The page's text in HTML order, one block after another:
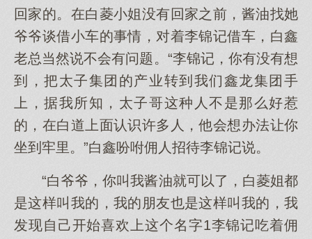
回家的。在白菱小姐没有回家之前，酱油找她
爷爷谈借小车的事情，对着李锦记借车，白鑫
老总当然说不会有问题。“李锦记，你有没有想
到，把太子集团的产业转到我们鑫龙集团手
上，据我所知，太子哥这种人不是那么好惹
的，在白道上面认识许多人，他会想办法让你
坐到牢里。”白鑫吩咐佣人招待李锦记说。
“白爷爷，你叫我酱油就可以了，白菱姐都
是这样叫我的，我的朋友也是这样叫我的，我
发现自己开始喜欢上这个名字1李锦记吃着佣